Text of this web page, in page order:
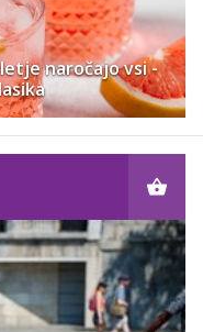
naročajo vsi -